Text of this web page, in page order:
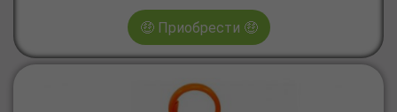
🤑 Приобрести 🤑